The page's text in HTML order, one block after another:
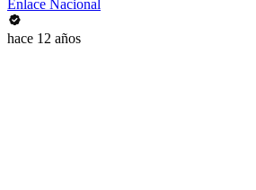
Enlace Nacional
hace 12 años